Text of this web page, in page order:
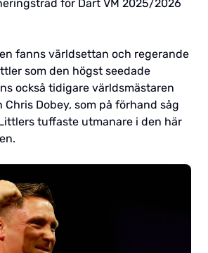
för Dart VM 2025/2026
fanns världsettan och regerande
som den högst seedade
också tidigare världsmästaren
Chris Dobey, som på förhand såg
tuffaste utmanare i den här